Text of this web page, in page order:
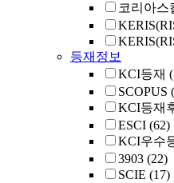
코리아스
등재정보
KCI등재
SCOPUS
KCI등재
ESCI (62)
KCI우수
3903 (22)
SCIE (17)